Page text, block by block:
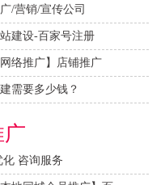
/营销/宣传公司
建设-百家号注册
络推广】店铺推广
需要多少钱？
广
咨询服务